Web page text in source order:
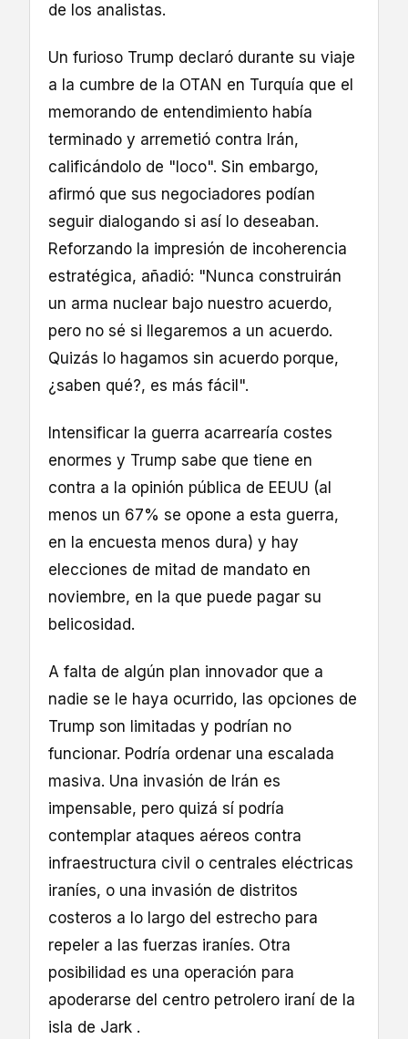
de los analistas.
Un furioso Trump declaró durante su viaje
a la cumbre de la OTAN en Turquía que el
memorando de entendimiento había
terminado y arremetió contra Irán,
calificándolo de "loco". Sin embargo,
afirmó que sus negociadores podían
seguir dialogando si así lo deseaban.
Reforzando la impresión de incoherencia
estratégica, añadió: "Nunca construirán
un arma nuclear bajo nuestro acuerdo,
pero no sé si llegaremos a un acuerdo.
Quizás lo hagamos sin acuerdo porque,
¿saben qué?, es más fácil".
Intensificar la guerra acarrearía costes
enormes y Trump sabe que tiene en
contra a la opinión pública de EEUU (al
menos un 67% se opone a esta guerra,
en la encuesta menos dura) y hay
elecciones de mitad de mandato en
noviembre, en la que puede pagar su
belicosidad.
A falta de algún plan innovador que a
nadie se le haya ocurrido, las opciones de
Trump son limitadas y podrían no
funcionar. Podría ordenar una escalada
masiva. Una invasión de Irán es
impensable, pero quizá sí podría
contemplar ataques aéreos contra
infraestructura civil o centrales eléctricas
iraníes, o una invasión de distritos
costeros a lo largo del estrecho para
repeler a las fuerzas iraníes. Otra
posibilidad es una operación para
apoderarse del centro petrolero iraní de la
isla de Jark .